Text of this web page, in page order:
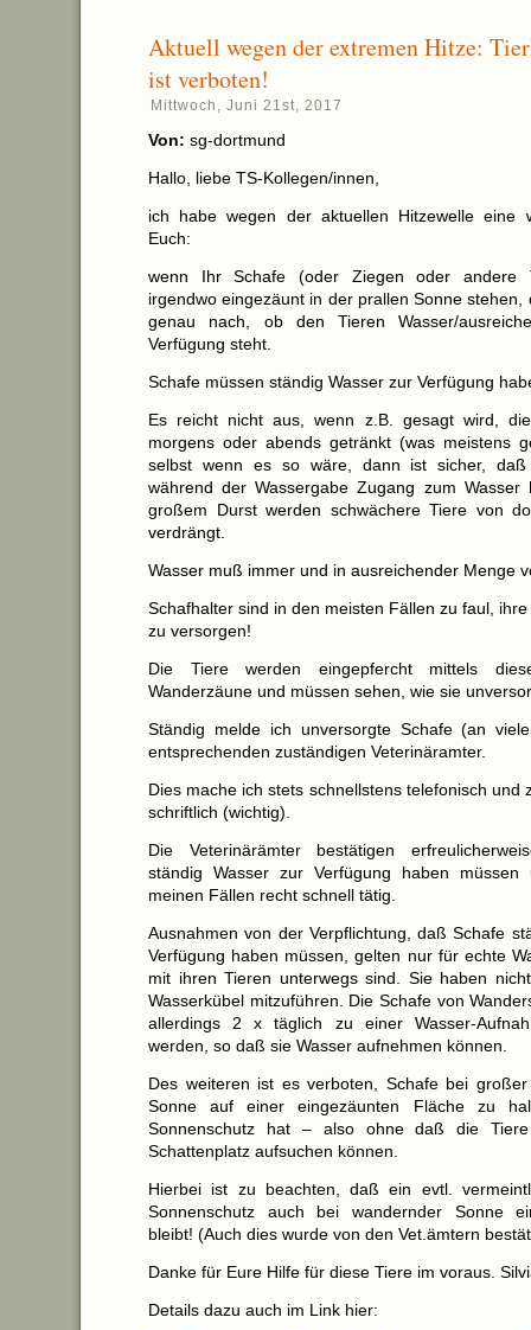
Aktuell wegen der extremen Hitze:
ist verboten!
Mittwoch, Juni 21st, 2017
Von: sg-dortmund
Hallo, liebe TS-Kollegen/innen,
ich habe wegen der aktuellen Hitzewelle eine
Euch:
wenn Ihr Schafe (oder Ziegen oder andere
irgendwo eingezäunt in der prallen Sonne stehen,
genau nach, ob den Tieren Wasser/
Verfügung steht.
Schafe müssen ständig Wasser zur Verfügung
Es reicht nicht aus, wenn z.B. gesagt wird,
morgens oder abends getränkt (was meistens
selbst wenn es so wäre, dann ist sicher,
während der Wassergabe Zugang zum Wasser
großem Durst werden schwächere Tiere von
verdrängt.
Wasser muß immer und in ausreichender Menge
Schafhalter sind in den meisten Fällen zu faul,
zu versorgen!
Die Tiere werden eingepfercht mittels
Wanderzäune und müssen sehen, wie sie
Ständig melde ich unversorgte Schafe (an
entsprechenden zuständigen Veterinäramter.
Dies mache ich stets schnellstens telefonisch und
schriftlich (wichtig).
Die Veterinärämter bestätigen
ständig Wasser zur Verfügung haben
meinen Fällen recht schnell tätig.
Ausnahmen von der Verpflichtung, daß Schafe
Verfügung haben müssen, gelten nur für echte
mit ihren Tieren unterwegs sind. Sie haben
Wasserkübel mitzuführen. Die Schafe von
allerdings 2 x täglich zu einer Wasser-
werden, so daß sie Wasser aufnehmen können.
Des weiteren ist es verboten, Schafe bei großer
Sonne auf einer eingezäunten Fläche zu
Sonnenschutz hat – also ohne daß die
Schattenplatz aufsuchen können.
Hierbei ist zu beachten, daß ein evtl.
Sonnenschutz auch bei wandernder Sonne
bleibt! (Auch dies wurde von den Vet.ämtern
Danke für Eure Hilfe für diese Tiere im voraus.
Details dazu auch im Link hier: